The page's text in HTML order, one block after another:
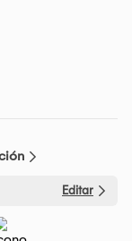
Editar